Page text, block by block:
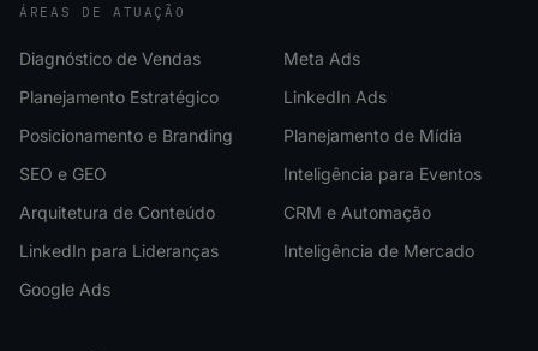
ÁREAS DE ATUAÇÃO
Diagnóstico de Vendas
Planejamento Estratégico
Posicionamento e Branding
SEO e GEO
Arquitetura de Conteúdo
LinkedIn para Lideranças
Google Ads
Meta Ads
LinkedIn Ads
Planejamento de Mídia
Inteligência para Eventos
CRM e Automação
Inteligência de Mercado